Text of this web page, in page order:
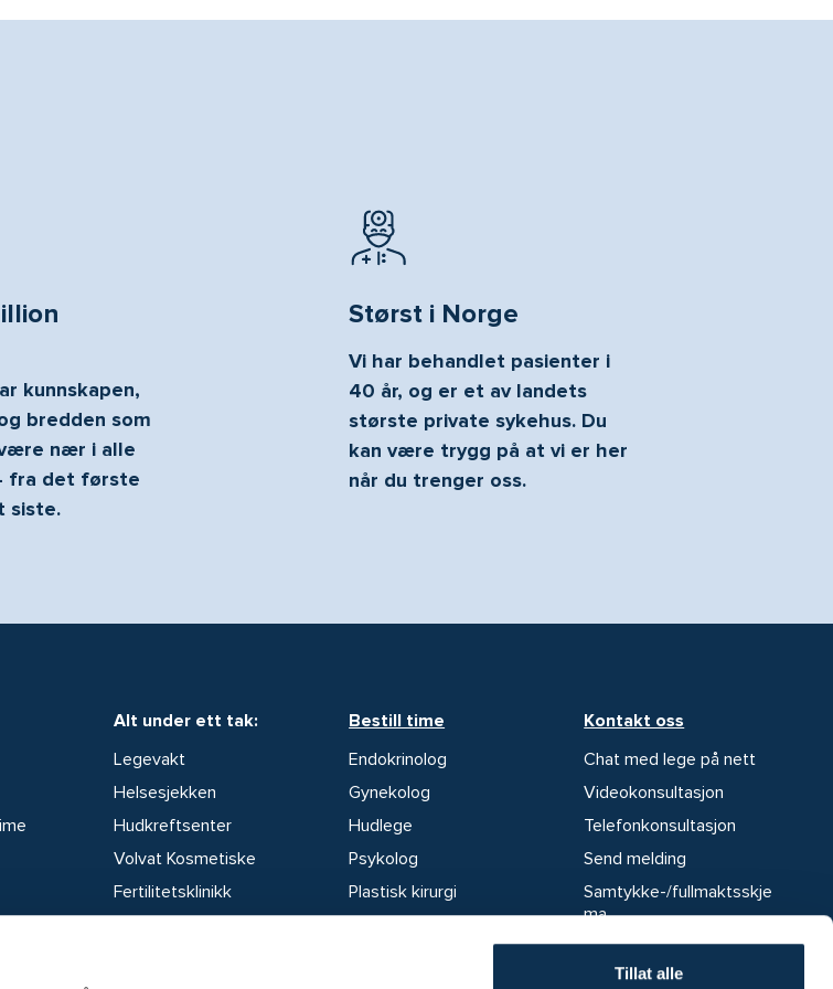
Tillat alle
kunnskapen,
bredden som
nær i alle
fra det første
siste.
Størst i Norge
Vi har behandlet pasienter i
40 år, og er et av landets
største private sykehus. Du
kan være trygg på at vi er her
når du trenger oss.
Alt under ett tak:
Legevakt
Helsesjekken
Hudkreftsenter
Volvat Kosmetiske
Fertilitetsklinikk
Bestill time
Endokrinolog
Gynekolog
Hudlege
Psykolog
Plastisk kirurgi
Kontakt oss
Chat med lege på nett
Videokonsultasjon
Telefonkonsultasjon
Send melding
Samtykke-/fullmaktsskje
ma
Klageskjema
Kontaktskjema